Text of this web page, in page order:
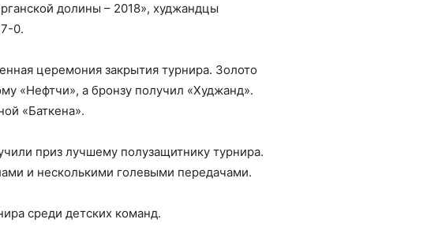
долины – 2018», худжандцы
0.
церемония закрытия турнира. Золото
«Нефтчи», а бронзу получил «Худжанд».
«Баткена».
приз лучшему полузащитнику турнира.
и несколькими голевыми передачами.
среди детских команд.